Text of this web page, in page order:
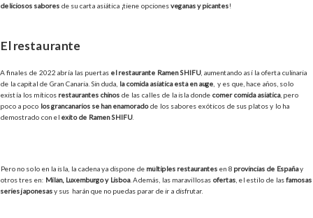
deliciosos sabores de su carta asiática ¡tiene opcionesveganas y picantes!
El restaurante
A finales de 2022 abría las puertas el restaurante Ramen SHIFU, aumentando así la oferta culinaria
de la capital de Gran Canaria. Sin duda, la comida asiática está en auge , y es que, hace años, solo
existía los míticos restaurantes chinos de las calles de la isla donde comer comida asiática, pero
poco a poco los grancanarios se han enamoradode los sabores exóticos de sus platos y lo ha
demostrado con el éxito de Ramen SHIFU.
Pero no solo en la isla, la cadena ya dispone de múltiples restaurantes en 8 provincias de Españay
otros tres en: Milán, Luxemburgo y Lisboa. Además, las maravillosas ofertas , el estilo de lasfamosas
series japonesasy sus harán que no puedas parar de ir a disfrutar.